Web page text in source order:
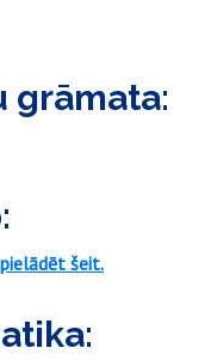
grāmata:
šeit.